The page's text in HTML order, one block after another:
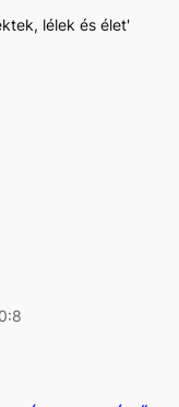
lélek és élet'